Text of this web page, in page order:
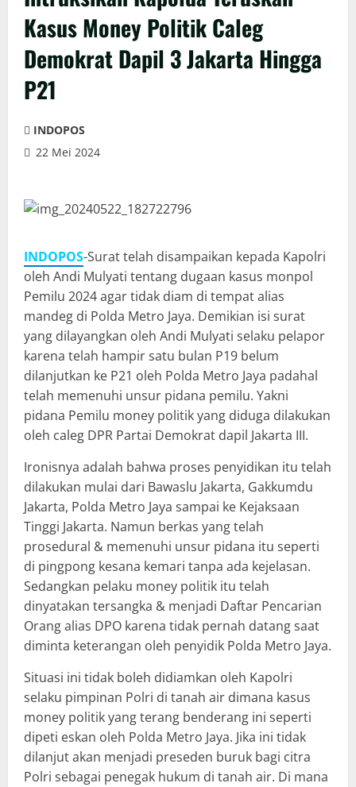
Kasus Money Politik Caleg
Demokrat Dapil 3 Jakarta Hingga
P21
INDOPOS
22 Mei 2024
INDOPOS-Surat telah disampaikan kepada Kapolri
oleh Andi Mulyati tentang dugaan kasus monpol
Pemilu 2024 agar tidak diam di tempat alias
mandeg di Polda Metro Jaya. Demikian isi surat
yang dilayangkan oleh Andi Mulyati selaku pelapor
karena telah hampir satu bulan P19 belum
dilanjutkan ke P21 oleh Polda Metro Jaya padahal
telah memenuhi unsur pidana pemilu. Yakni
pidana Pemilu money politik yang diduga dilakukan
oleh caleg DPR Partai Demokrat dapil Jakarta III.
Ironisnya adalah bahwa proses penyidikan itu telah
dilakukan mulai dari Bawaslu Jakarta, Gakkumdu
Jakarta, Polda Metro Jaya sampai ke Kejaksaan
Tinggi Jakarta. Namun berkas yang telah
prosedural & memenuhi unsur pidana itu seperti
di pingpong kesana kemari tanpa ada kejelasan.
Sedangkan pelaku money politik itu telah
dinyatakan tersangka & menjadi Daftar Pencarian
Orang alias DPO karena tidak pernah datang saat
diminta keterangan oleh penyidik Polda Metro Jaya.
Situasi ini tidak boleh didiamkan oleh Kapolri
selaku pimpinan Polri di tanah air dimana kasus
money politik yang terang benderang ini seperti
dipeti eskan oleh Polda Metro Jaya. Jika ini tidak
dilanjut akan menjadi preseden buruk bagi citra
Polri sebagai penegak hukum di tanah air. Di mana